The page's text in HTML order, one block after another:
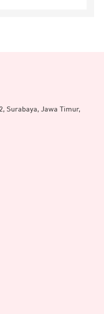
Surabaya, Jawa Timur,